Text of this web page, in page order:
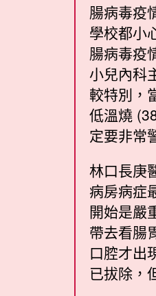
腸病毒疫
學校都小
腸病毒疫
小兒內科
較特別，
低溫燒
定要非常
林口長庚
病房病症
開始是嚴
帶去看腸
口腔才出
已拔除，